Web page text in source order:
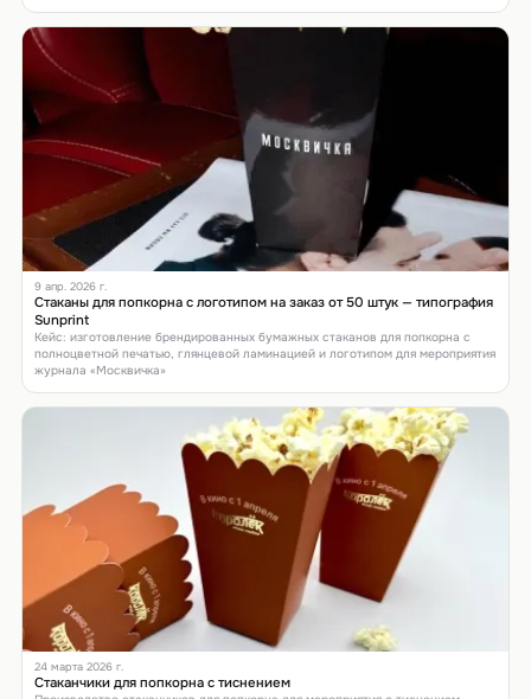
9 апр. 2026 г.
Стаканы для попкорна с логотипом на заказ от 50 штук — типография
Sunprint
Кейс: изготовление брендированных бумажных стаканов для попкорна с
полноцветной печатью, глянцевой ламинацией и логотипом для мероприятия
журнала «Москвичка»
24 марта 2026 г.
Стаканчики для попкорна с тиснением